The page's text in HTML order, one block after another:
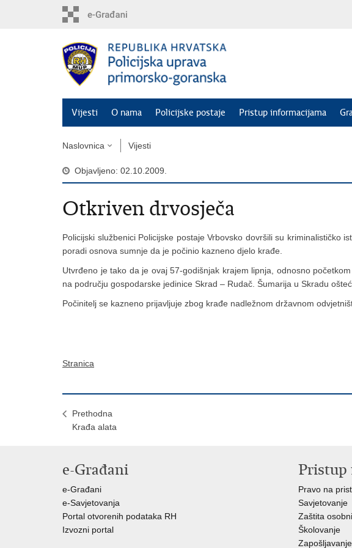
Vijesti O nama Policijske postaje Pristup informacijama
Naslovnica Vijesti
Objavljeno: 02.10.2009.
Otkriven drvosječa
Policijski službenici Policijske postaje Vrbovsko dovršili su kriminalističko
poradi osnova sumnje da je počinio kazneno djelo krađe.
Utvrđeno je tako da je ovaj 57-godišnjak krajem lipnja, odnosno
na području gospodarske jedinice Skrad – Rudač. Šumarija u Skradu
Počinitelj se kazneno prijavljuje zbog krađe nadležnom državnom
Stranica
Prethodna
Krađa alata
e-Građani
e-Građani
e-Savjetovanja
Portal otvorenih podataka RH
Izvozni portal
Pristup
Pravo na
Savjetovanje
Zaštita
Školovanje
Zapošljavanje